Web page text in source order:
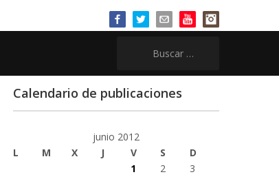
Calendario de publicaciones
junio 2012
L
M X J V S
D
1
2
3